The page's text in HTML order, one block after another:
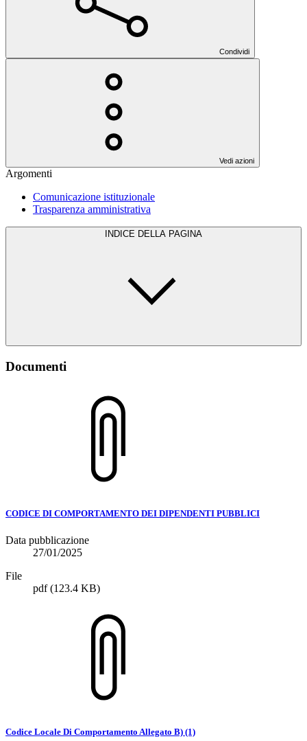
Condividi
Vedi azioni
Argomenti
Comunicazione istituzionale
Trasparenza amministrativa
INDICE DELLA PAGINA
Documenti
CODICE DI COMPORTAMENTO DEI DIPENDENTI PUBBLICI
Data pubblicazione
27/01/2025
File
pdf(123.4 KB)
Codice Locale Di Comportamento Allegato B) (1)